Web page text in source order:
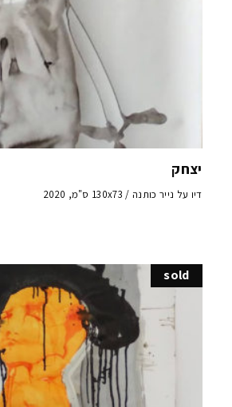
יצחק
דיו על נייר כותנה / 130x73 ס"מ, 2020
sold